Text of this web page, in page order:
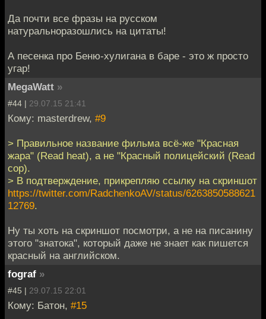
Да почти все фразы на русском
натуральноразошлись на цитаты!
А песенка про Беню-хулигана в баре - это ж просто
угар!
MegaWatt »
#44 | 29.07.15 21:41
Кому: masterdrew, #9
> Правильное название фильма всё-же "Красная
жара" (Read heat), а не "Красный полицейский (Read
cop).
> В подтверждение, прикрепляю ссылку на скриншот
https://twitter.com/RadchenkoAV/status/6263850588621
12769.
Ну ты хоть на скриншот посмотри, а не на писанину
этого "знатока", который даже не знает как пишется
красный на английском.
fograf »
#45 | 29.07.15 22:01
Кому: Батон, #15